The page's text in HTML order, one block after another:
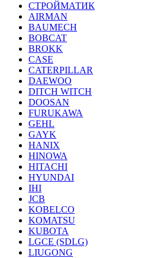
СТРОЙМАТИК
AIRMAN
BAUMECH
BOBCAT
BROKK
CASE
CATERPILLAR
DAEWOO
DITCH WITCH
DOOSAN
FURUKAWA
GEHL
GAYK
HANIX
HINOWA
HITACHI
HYUNDAI
IHI
JCB
KOBELCO
KOMATSU
KUBOTA
LGCE (SDLG)
LIUGONG